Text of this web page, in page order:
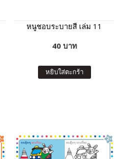
หนูชอบระบายสี เล่ม 11
40 บาท
หยิบใส่ตะกร้า